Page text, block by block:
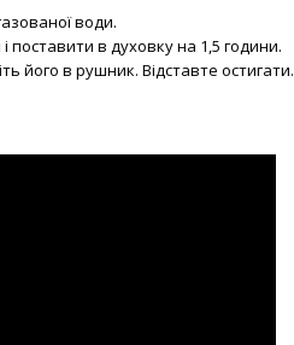
води.
поставити в духовку на 1,5 години.
його в рушник. Відставте остигати.